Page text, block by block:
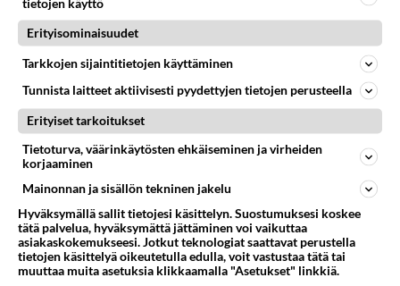
Se ettei jämähdä sohvalle kalja kädessä
katsomaan urheilua. Tai odota milloin saa pllua. Ei
ole ennalta arvattavan tylsää seuraa. Arvostaa
naista ja kysyy mitä nainen tahtoisi tehdä!
Äänestä
Anonyymi
2025-01-03 15:59:04
Myllertää naisensa kanssa vaikka
puutarhatöissä,tekee linnunpöntön,virittelee
puutarhaan valot,sytyttää notskin ja soittaa siinä
kitaraa,tanssii kanssani nuotion räiskeessä. Onko
tietojen käyttö
Erityisominaisuudet
Tarkkojen sijaintitietojen käyttäminen
Tunnista laitteet aktiivisesti pyydettyjen tietojen perusteella
Erityiset tarkoitukset
Tietoturva, väärinkäytösten ehkäiseminen ja virheiden
korjaaminen
Mainonnan ja sisällön tekninen jakelu
Hyväksymällä sallit tietojesi käsittelyn. Suostumuksesi koskee
tätä palvelua, hyväksymättä jättäminen voi vaikuttaa
asiakaskokemukseesi. Jotkut teknologiat saattavat perustella
tietojen käsittelyä oikeutetulla edulla, voit vastustaa tätä tai
muuttaa muita asetuksia klikkaamalla "Asetukset" linkkiä.